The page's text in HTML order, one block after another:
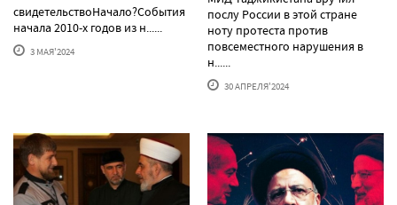
свидетельствоНачало?События
начала 2010-х годов из н......
3 МАЯ'2024
послу России в этой стране
ноту протеста против
повсеместного нарушения в
н......
30 АПРЕЛЯ'2024